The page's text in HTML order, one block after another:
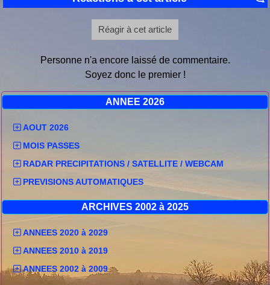
ANNEE 2026
AOUT 2026
MOIS PASSES
RADAR PRECIPITATIONS / SATELLITE / WEBCAM
PREVISIONS AUTOMATIQUES
ARCHIVES 2002 à 2025
ANNEES 2020 à 2029
ANNEES 2010 à 2019
ANNEES 2002 à 2009
Réagir à cet article
Personne n'a encore laissé de commentaire.
Soyez donc le premier !